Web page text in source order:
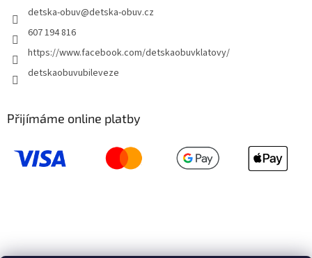
detska-obuv@detska-obuv.cz
607 194 816
https://www.facebook.com/detskaobuvklatovy/
detskaobuvubileveze
Přijímáme online platby